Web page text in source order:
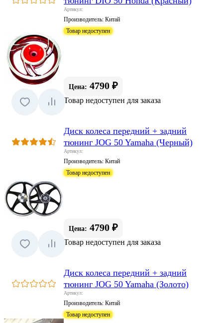
Артикул:
Производитель: Китай
Товар недоступен
Цена: 4790 ₽
Товар недоступен для заказа
Диск колеса передний + задний
тюнинг JOG 50 Yamaha (Черный)
Артикул:
Производитель: Китай
Товар недоступен
Цена: 4790 ₽
Товар недоступен для заказа
Диск колеса передний + задний
тюнинг JOG 50 Yamaha (Золото)
Артикул:
Производитель: Китай
Товар недоступен